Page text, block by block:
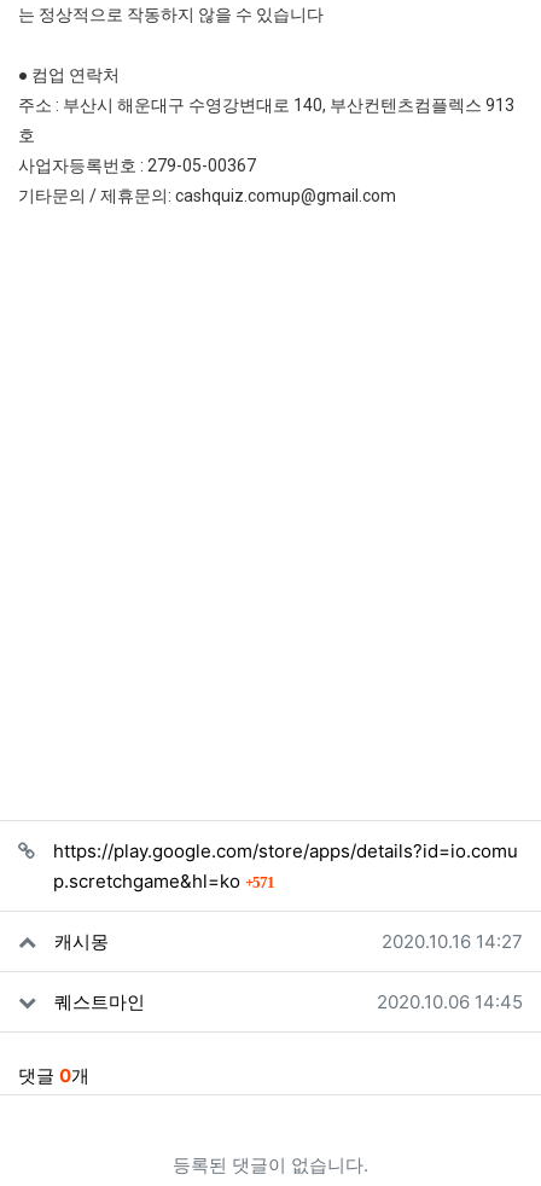
는 정상적으로 작동하지 않을 수 있습니다
● 컴업 연락처
주소 : 부산시 해운대구 수영강변대로 140, 부산컨텐츠컴플렉스 913
호
사업자등록번호 : 279-05-00367
기타문의 / 제휴문의: cashquiz.comup@gmail.com
관련자료
https://play.google.com/store/apps/details?id=io.comu
p.scretchgame&hl=ko
571
캐시몽 작성일
2020.10.16 14:27
퀘스트마인 작성일
2020.10.06 14:45
댓글 0개
등록된 댓글이 없습니다.